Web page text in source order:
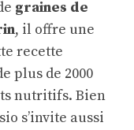
graines de
, il offre une
recette
plus de 2000
nutritifs. Bien
s’invite aussi